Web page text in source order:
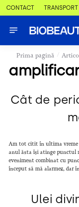
CONTACT
Prima pagină /
Cât de
Am tot citit în ultima vreme
anul ăsta își atinge punctul
eveniment combinat cu
început să mă alarmez, dar
Ulei